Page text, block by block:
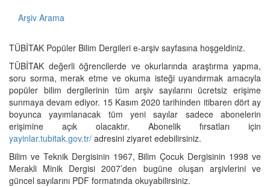
Arşiv Arama
TÜBİTAK Popüler Bilim Dergileri e-arşiv sayfasına hoşgeldiniz.
TÜBİTAK değerli öğrencilerde ve okurlarında araştırma yapma,
soru sorma, merak etme ve okuma isteği uyandırmak amacıyla
popüler bilim dergilerinin tüm arşiv sayılarını ücretsiz erişime
sunmaya devam ediyor. 15 Kasım 2020 tarihinden itibaren dört ay
boyunca yayımlanacak tüm yeni sayılar sadece abonelerin
erişimine açık olacaktır. Abonelik fırsatları için
yayinlar.tubitak.gov.tr/ adresini ziyaret edebilirsiniz.
Bilim ve Teknik Dergisinin 1967, Bilim Çocuk Dergisinin 1998 ve
Merakli Minik Dergisi 2007’den bugüne oluşan arşivlerini ve
güncel sayılarını PDF formatında okuyabilirsiniz.